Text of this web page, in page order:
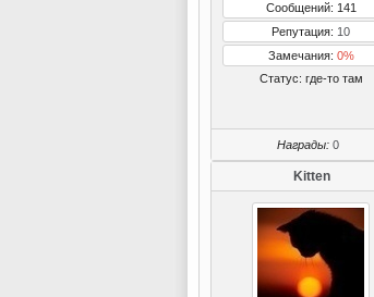
Сообщений: 141
Репутация: 10
Замечания: 0%
Статус: где-то там
Награды: 0
Kitten